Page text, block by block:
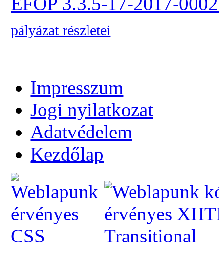
pályázat részletei
Impresszum
Jogi nyilatkozat
Adatvédelem
Kezdőlap